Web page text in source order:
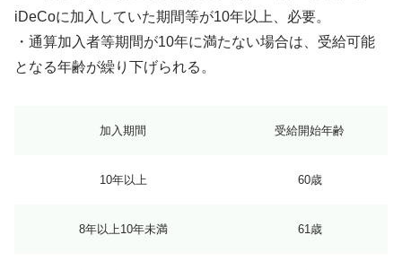
iDeCoに加入していた期間等が10年以上、必要。
・通算加入者等期間が10年に満たない場合は、受給可能
となる年齢が繰り下げられる。
加入期間 受給開始年齢
10年以上 60歳
8年以上10年未満 61歳